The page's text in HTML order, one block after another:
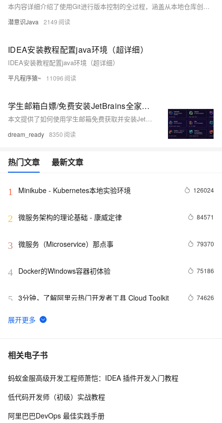
本内容详细介绍了使用Git进行版本控制的全过程，涵盖从本地仓库创建到远程仓库配置，以及最终推送代码至远程仓库的步骤。
潜意识Java 2149
IDEA安装教程配置java环境（超详细）
IDEA安装教程配置java环境（超详细）
平凡程序猿~ 11096
学生邮箱白嫖/免费安装JetBrains全家桶(IDEA/pycharm等) —— 保姆级教程
本文提供了如何使用学生邮箱免费获取并安装JetBrains全家桶（包括IDEA、PyCharm等）的详细教程，涵盖了学生认证、软件下载、安装及常见问题的解决方法。
dream_ready 8350
热门文章 最新文章
1 Minikube - Kubernetes本地实验环境 126024
2 微服务架构的理论基础 - 康威定律 84571
3 微服务（Microservice）那点事 79370
4 Docker的Windows容器初体验 75186
5 3分钟，了解阿里云热门开发者工具 Cloud Toolkit 74626
6 利用Zipkin对Spring Cloud应用进行服务追踪分析
7 基于Docker容器的，Jenkins、GitLab构建持续集成
8 谈谈 Docker Volume 之权限管理（一）
相关电子书
蚂蚁金服高级开发工程师萧恺：IDEA 插件开发入门教程
低代码开发师（初级）实战教程
阿里巴巴DevOps 最佳实践手册